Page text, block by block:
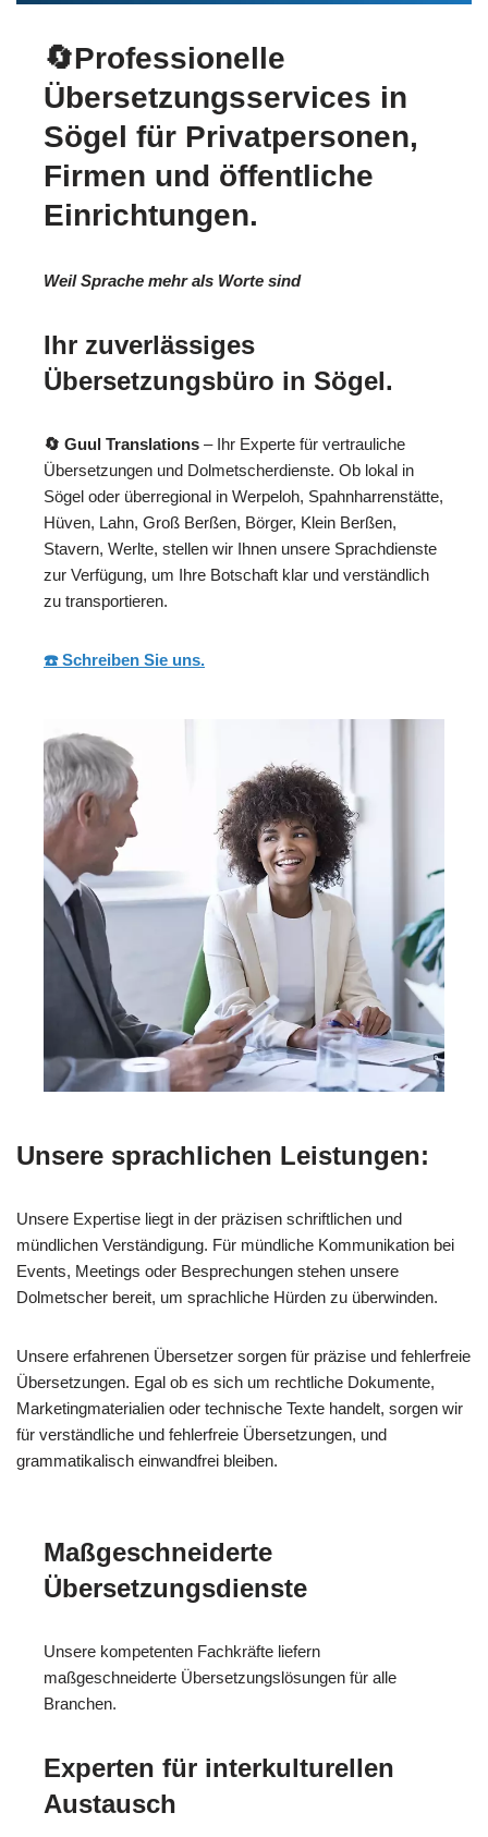
🔄Professionelle
Übersetzungsservices in
Sögel für Privatpersonen,
Firmen und öffentliche
Einrichtungen.
Weil Sprache mehr als Worte sind
Ihr zuverlässiges
Übersetzungsbüro in Sögel.
🔄 Guul Translations – Ihr Experte für vertrauliche
Übersetzungen und Dolmetscherdienste. Ob lokal in
Sögel oder überregional in Werpeloh, Spahnharrenstätte,
Hüven, Lahn, Groß Berßen, Börger, Klein Berßen,
Stavern, Werlte, stellen wir Ihnen unsere Sprachdienste
zur Verfügung, um Ihre Botschaft klar und verständlich
zu transportieren.
☎️ Schreiben Sie uns.
Unsere sprachlichen Leistungen:
Unsere Expertise liegt in der präzisen schriftlichen und
mündlichen Verständigung. Für mündliche Kommunikation bei
Events, Meetings oder Besprechungen stehen unsere
Dolmetscher bereit, um sprachliche Hürden zu überwinden.
Unsere erfahrenen Übersetzer sorgen für präzise und fehlerfreie
Übersetzungen. Egal ob es sich um rechtliche Dokumente,
Marketingmaterialien oder technische Texte handelt, sorgen wir
für verständliche und fehlerfreie Übersetzungen, und
grammatikalisch einwandfrei bleiben.
Maßgeschneiderte
Übersetzungsdienste
Unsere kompetenten Fachkräfte liefern
maßgeschneiderte Übersetzungslösungen für alle
Branchen.
Experten für interkulturellen
Austausch